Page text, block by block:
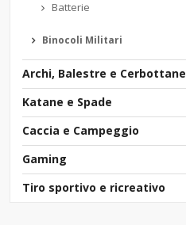
Batterie
Binocoli Militari
Archi, Balestre e Cerbottane
Katane e Spade
Caccia e Campeggio
Gaming
Tiro sportivo e ricreativo